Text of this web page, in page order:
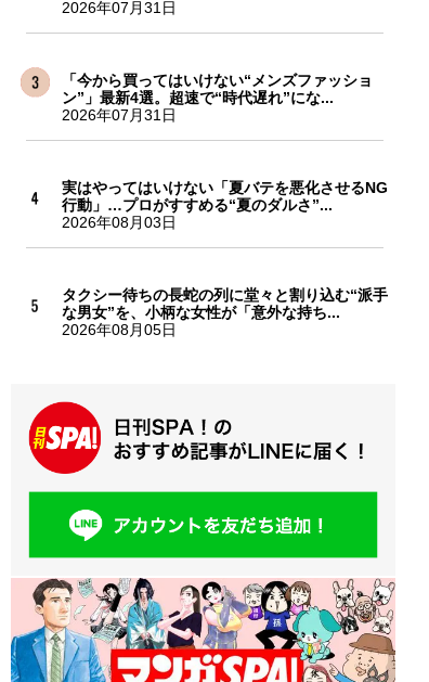
2026年07月31日
「今から買ってはいけない“メンズファッショ
ン”」最新4選。超速で“時代遅れ”にな...
2026年07月31日
実はやってはいけない「夏バテを悪化させるNG
行動」…プロがすすめる“夏のダルさ”...
2026年08月03日
タクシー待ちの長蛇の列に堂々と割り込む“派手
な男女”を、小柄な女性が「意外な持ち...
2026年08月05日